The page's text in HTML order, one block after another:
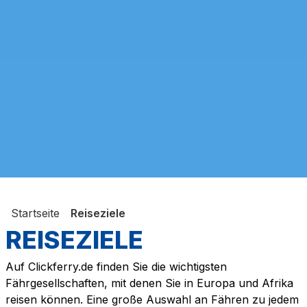
Startseite Reiseziele
REISEZIELE
Auf Clickferry.de finden Sie die wichtigsten
Fährgesellschaften, mit denen Sie in Europa und Afrika
reisen können. Eine große Auswahl an Fähren zu jedem